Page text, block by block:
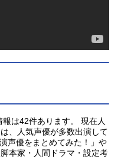
は42件あります。 現在人
、人気声優が多数出演して
声優をまとめてみた！」や
本家・人間ドラマ・設定考